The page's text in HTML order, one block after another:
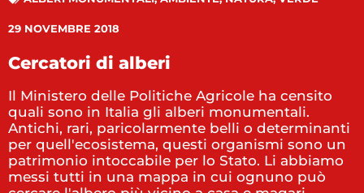
29 NOVEMBRE 2018
Cercatori di alberi
Il Ministero delle Politiche Agricole ha censito
quali sono in Italia gli alberi monumentali.
Antichi, rari, paricolarmente belli o determinanti
per quell'ecosistema, questi organismi sono un
patrimonio intoccabile per lo Stato. Li abbiamo
messi tutti in una mappa in cui ognuno può